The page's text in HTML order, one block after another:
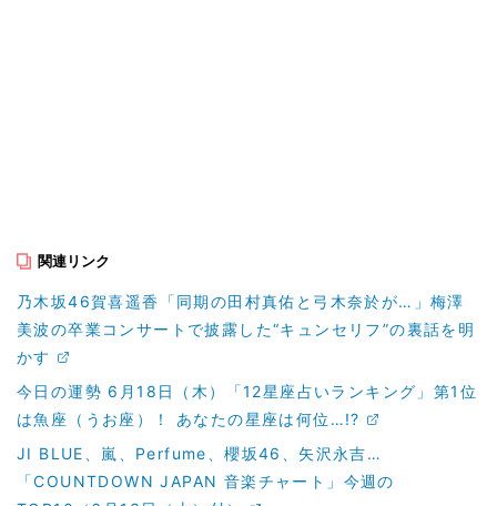
関連リンク
乃木坂46賀喜遥香「同期の田村真佑と弓木奈於が…」梅澤
美波の卒業コンサートで披露した“キュンセリフ”の裏話を明
かす
今日の運勢 6月18日（木）「12星座占いランキング」第1位
は魚座（うお座）！ あなたの星座は何位…!?
JI BLUE、嵐、Perfume、櫻坂46、矢沢永吉…
「COUNTDOWN JAPAN 音楽チャート」今週の